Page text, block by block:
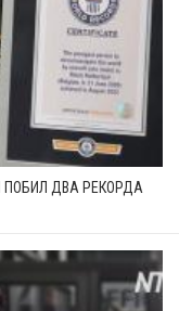
ПОБИЛ ДВА РЕКОРДА